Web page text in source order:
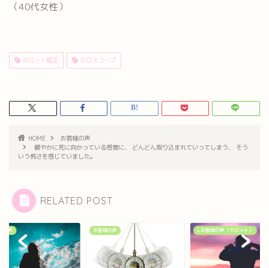
（40代女性）
タロット鑑定 ホロスコープ
HOME
お客様の声
緩やかに死に向かっている感覚に、 どんどん取り込まれていってしまう、 そう
いう怖さを感じていました。
RELATED POST
の声 お客様の声 ∟お客様の声（タロット）